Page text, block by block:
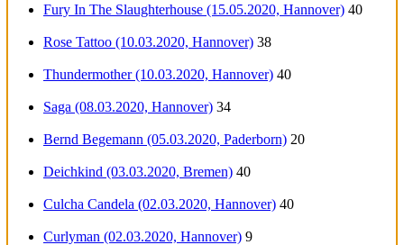
Fury In The Slaughterhouse (15.05.2020, Hannover) 40
Rose Tattoo (10.03.2020, Hannover) 38
Thundermother (10.03.2020, Hannover) 40
Saga (08.03.2020, Hannover) 34
Bernd Begemann (05.03.2020, Paderborn) 20
Deichkind (03.03.2020, Bremen) 40
Culcha Candela (02.03.2020, Hannover) 40
Curlyman (02.03.2020, Hannover) 9